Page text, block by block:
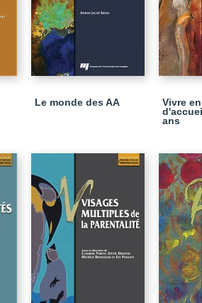
Le monde des AA
Vivre
ans